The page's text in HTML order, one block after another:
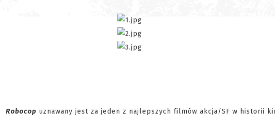
Robocop uznawany jest za jeden z najlepszych filmów akcja/SF w historii